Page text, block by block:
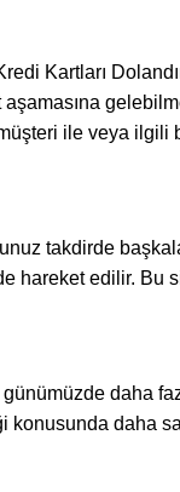
ile veya ilgili
takdirde
edilir. Bu
daha
konusunda daha